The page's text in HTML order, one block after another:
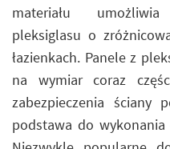
materiału
pleksiglasu o
łazienkach. Panele z
na wymiar coraz
zabezpieczenia ściany
podstawa do wykonania